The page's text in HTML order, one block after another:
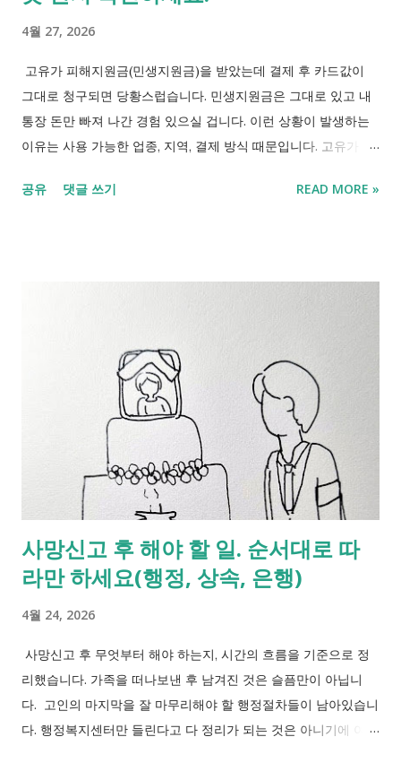
준입니다. [관련링크 바로가기] - 민생지원금 지급일 확정! 나는
언제 받나요? (인구감소 89곳 리스트) 2. 대한민국 지역 구분은 보
통 4단계로 봅니다. 구분 뜻 주로 쓰이는 곳 수도권 서울·경기·인
천 중심 생활권 교통, 주거, 청약 비수도권 수도권 외 일반 지역 지
원금, 균형발전 인구감소지역 인구 감소와 소멸 위험 지역 복지,
4월 27, 2026
고유가 피해지원금(민생지원금)을 받았는데 결제 후 카드값이
그대로 청구되면 당황스럽습니다. 민생지원금은 그대로 있고 내
통장 돈만 빠져 나간 경험 있으실 겁니다. 이런 상황이 발생하는
이유는 사용 가능한 업종, 지역, 결제 방식 때문입니다. 고유가 피
원받은 지역이 아닌 경우처럼 정해진 곳이 아닐 경우 지원금은 그
금)이 시작되는 시기를 맞아 왜 지원금이 적용되지 않고 내 돈으
로 결제되는지 정리했습니다. [긴급 업데이트 2026..4.30] 기존에
는 매출 30억 원 이하인 작은 주유소에서만 지원금을 쓸 수 있었
으나 5월 1일부터는 주소지 내에 있는 모든 주유소에서 매출 규모
와 상관없이 고유가 피해지원금(민생지원금)을 사용할 수 있습니
다. 고유가 피해지원금(민생지원금) 결제 2026 고유가 피해지원
금 결제되지 않는 이유 1. 고유가 피해지원금(민생지원금) 결제가
안 되는 대표적인 이유 고유가 지원금(민생지원금)은 어디서나
자유롭 쓰는 현금이 아닙니다. 지역 내 소상공인을 돕기 위한 정
책이므로 대형 매장이나 온라인에서는 사용이 제한됩니다. [고유
는 구체적인 이유 온라인 결제 쿠팡, 마켓컬리 등 온라인 쇼핑몰
은 대부분 사용 불가입니다. 직영점 스타벅스, 올리브영, 다이소
등 본사 직영 매장은 제한되는 경우가 많습니다. 대형 매장 백화
점, 대형마트(이마트, 홈플러스 등), 창고형 매장은 제외됩니다. 배
달 애플리케이션 앱 내 직접 결제는 플랫폼 결제로 인식되어 불가
공유 댓글 쓰기 READ MORE »
사망신고 후 해야 할 일. 순서대로 따
라만 하세요(행정, 상속, 은행)
4월 24, 2026
사망신고 후 무엇부터 해야 하는지, 시간의 흐름을 기준으로 정
리했습니다. 가족을 떠나보낸 후 남겨진 것은 슬픔만이 아닙니
다. 고인의 마지막을 잘 마무리해야 할 행정절차들이 남아있습니
다. 행정복지센터만 들린다고 다 정리가 되는 것은 아니기에 여러